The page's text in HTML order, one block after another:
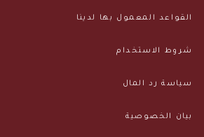
القواعد المعمول بها لدينا
شروط الاستخدام
سياسة رد المال
بيان الخصوصية